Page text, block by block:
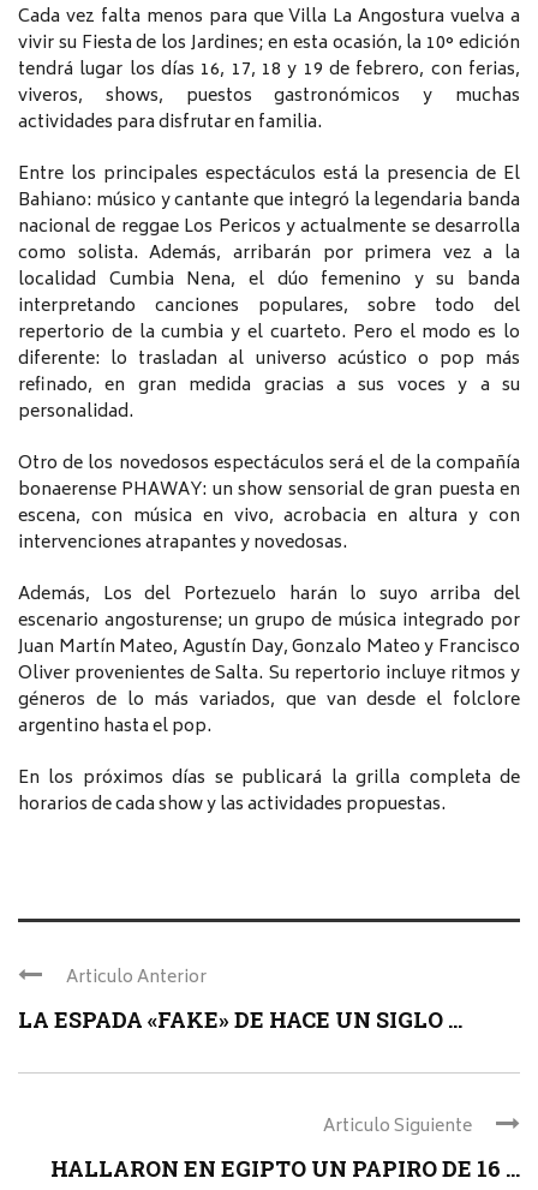
Cada vez falta menos para que Villa La Angostura vuelva a
vivir su Fiesta de los Jardines; en esta ocasión, la 10° edición
tendrá lugar los días 16, 17, 18 y 19 de febrero, con ferias,
viveros, shows, puestos gastronómicos y muchas
actividades para disfrutar en familia.
Entre los principales espectáculos está la presencia de El
Bahiano: músico y cantante que integró la legendaria banda
nacional de reggae Los Pericos y actualmente se desarrolla
como solista. Además, arribarán por primera vez a la
localidad Cumbia Nena, el dúo femenino y su banda
interpretando canciones populares, sobre todo del
repertorio de la cumbia y el cuarteto. Pero el modo es lo
diferente: lo trasladan al universo acústico o pop más
refinado, en gran medida gracias a sus voces y a su
personalidad.
Otro de los novedosos espectáculos será el de la compañía
bonaerense PHAWAY: un show sensorial de gran puesta en
escena, con música en vivo, acrobacia en altura y con
intervenciones atrapantes y novedosas.
Además, Los del Portezuelo harán lo suyo arriba del
escenario angosturense; un grupo de música integrado por
Juan Martín Mateo, Agustín Day, Gonzalo Mateo y Francisco
Oliver provenientes de Salta. Su repertorio incluye ritmos y
géneros de lo más variados, que van desde el folclore
argentino hasta el pop.
En los próximos días se publicará la grilla completa de
horarios de cada show y las actividades propuestas.
Articulo Anterior
LA ESPADA «FAKE» DE HACE UN SIGLO ...
Articulo Siguiente
HALLARON EN EGIPTO UN PAPIRO DE 16 ...